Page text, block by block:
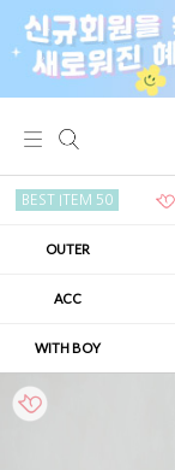
BEST ITEM 50
OUTER
ACC
WITH BOY